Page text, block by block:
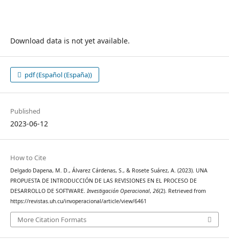
Download data is not yet available.
pdf (Español (España))
Published
2023-06-12
How to Cite
Delgado Dapena, M. D., Álvarez Cárdenas, S., & Rosete Suárez, A. (2023). UNA
PROPUESTA DE INTRODUCCIÓN DE LAS REVISIONES EN EL PROCESO DE
DESARROLLO DE SOFTWARE. Investigación Operacional, 26(2). Retrieved from
https://revistas.uh.cu/invoperacional/article/view/6461
More Citation Formats